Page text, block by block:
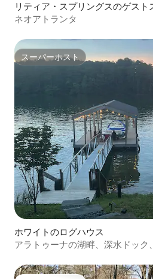
リティア・スプリングスのゲスト
ネオアトランタ
スーパーホスト
スーパーホスト
ホワイトのログハウス
アラトゥーナの湖畔、深水ドック